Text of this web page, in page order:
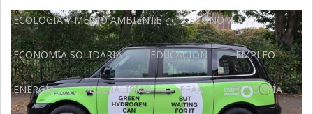
ECOLOGÍA Y MEDIO AMBIENTE ECONOMÍA
ECONOMÍA SOLIDARIA EDUCACIÓN EMPLEO
ENERGÍA FEDERALISMO FFAA FILOSOFÍA